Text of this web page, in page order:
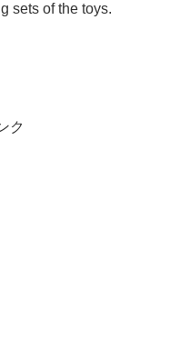
sets of the toys.
ク